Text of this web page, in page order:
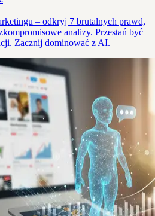
– odkryj 7 brutalnych prawd,
analizy. Przestań być
Zacznij dominować z AI.